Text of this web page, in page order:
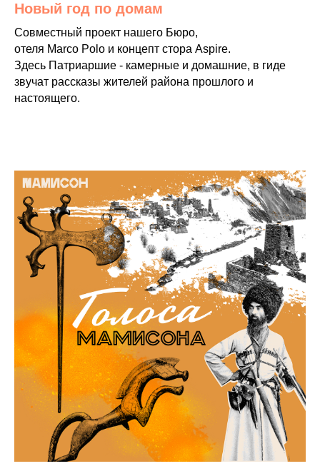
Новый год по домам
Совместный проект нашего Бюро,
отеля Marco Polo и концепт стора Aspire.
Здесь Патриаршие - камерные и домашние, в гиде
звучат рассказы жителей района прошлого и
настоящего.